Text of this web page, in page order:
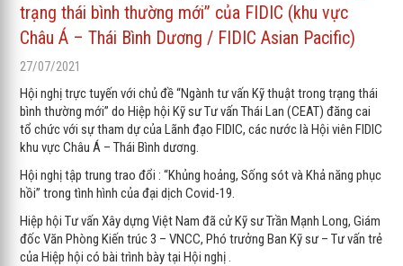
trạng thái bình thường mới” của FIDIC (khu vực
Châu Á – Thái Bình Dương / FIDIC Asian Pacific)
27/07/2021
Hội nghị trực tuyến với chủ đề “Ngành tư vấn Kỹ thuật trong trạng thái
bình thường mới” do Hiệp hội Kỹ sư Tư vấn Thái Lan (CEAT) đăng cai
tổ chức với sự tham dự của Lãnh đạo FIDIC, các nước là Hội viên FIDIC
khu vực Châu Á – Thái Bình dương.
Hội nghị tập trung trao đổi : “Khủng hoảng, Sống sót và Khả năng phục
hồi” trong tình hình của đại dịch Covid-19.
Hiệp hội Tư vấn Xây dựng Việt Nam đã cử Kỹ sư Trần Mạnh Long, Giám
đốc Văn Phòng Kiến trúc 3 – VNCC, Phó trưởng Ban Kỹ sư – Tư vấn trẻ
của Hiệp hội có bài trình bày tại Hội nghị .